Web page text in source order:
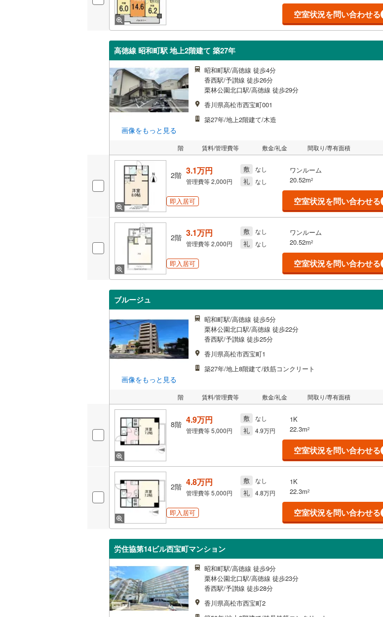
空室状況を問い合わせる
高徳線 昭和町駅 地上2階建て 築27年
画像をもっと見る
昭和町駅/高徳線 徒歩4分
香西駅/予讃線 徒歩26分
栗林公園北口駅/高徳線 徒歩29分
香川県高松市西宝町001
築27年/地上2階建て/木造
階 賃料/管理費等 敷金/礼金 間取り/専有面積
2階 3.1万円
管理費等2,000円
敷 なし
礼 なし
ワンルーム
20.52m2
即入居可 空室状況を問い合わせる
2階 3.1万円
管理費等2,000円
敷 なし
礼 なし
ワンルーム
20.52m2
即入居可 空室状況を問い合わせる
ブルージュ
画像をもっと見る
昭和町駅/高徳線 徒歩5分
栗林公園北口駅/高徳線 徒歩22分
香西駅/予讃線 徒歩25分
香川県高松市西宝町1
築27年/地上8階建て/鉄筋コンクリート
階 賃料/管理費等 敷金/礼金 間取り/専有面積
8階 4.9万円
管理費等5,000円
敷 なし
礼 4.9万円
1K
22.3m2
空室状況を問い合わせる
2階 4.8万円
管理費等5,000円
敷 なし
礼 4.8万円
1K
22.3m2
即入居可 空室状況を問い合わせる
労住協第14ビル西宝町マンション
昭和町駅/高徳線 徒歩9分
栗林公園北口駅/高徳線 徒歩23分
香西駅/予讃線 徒歩28分
香川県高松市西宝町2